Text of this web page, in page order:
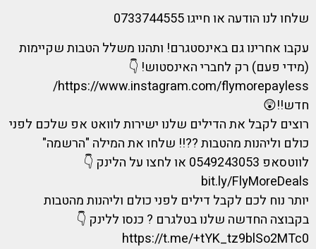
שלחו לנו הודעה או חייגו 0733744555
עקבו אחרינו גם באינסטגרם! ותהנו משלל הטבות שקיימות
(מידי פעם) רק לחברי האינסטוש! 👇
https://www.instagram.com/flymorepayless/
חדש!!😲
רוצים לקבל את הדילים שלנו ישירות לוואט אפ שלכם לפני
כולם וליהנות מהטבות ??!! שלחו את המילה "הרשמה"
לווטסאפ 0549243053 או לחצו על הלינק 👇
bit.ly/FlyMoreDeals
יותר נוח לכם לקבל דילים לפני כולם וליהנות מהטבות
בקבוצה החדשה שלנו בטלגרם ? כנסו ללינק 👇
https://t.me/+tYK_tz9blSo2MTc0